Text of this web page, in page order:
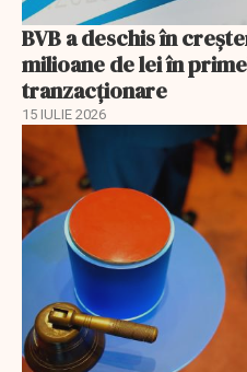
BVB a deschis în
milioane de lei în
tranzacționare
15 IULIE 2026